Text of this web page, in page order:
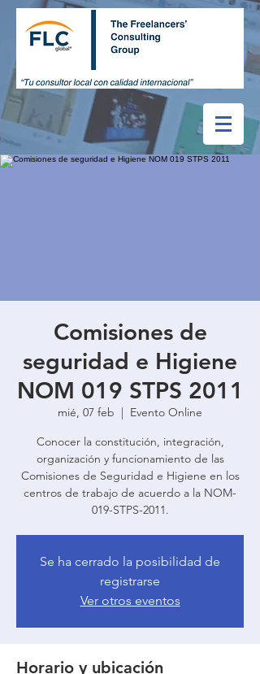
Comisiones de
seguridad e Higiene
NOM 019 STPS 2011
mié, 07 feb
  |
Evento Online
Conocer la constitución, integración,
organización y funcionamiento de las
Comisiones de Seguridad e Higiene en los
centros de trabajo de acuerdo a la NOM-
019-STPS-2011.
Se ha cerrado la posibilidad de
registrarse
Ver otros eventos
Horario y ubicación